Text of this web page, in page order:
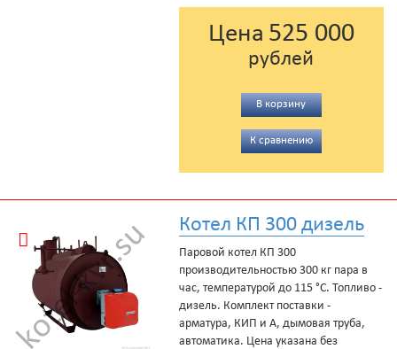
Цена 525 000
рублей
В корзину
К сравнению
Котел КП 300 дизель
Паровой котел КП 300
производительностью 300 кг пара в
час, температурой до 115 °С. Топливо -
дизель. Комплект поставки -
арматура, КИП и А, дымовая труба,
автоматика. Цена указана без